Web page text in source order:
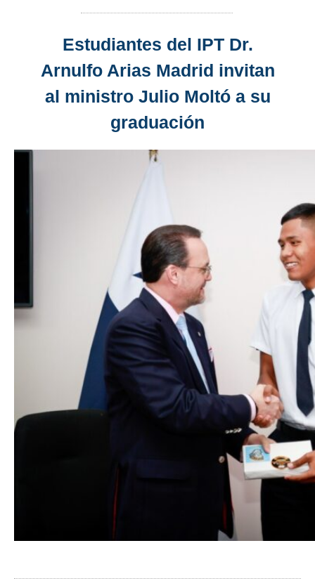
Estudiantes del IPT Dr.
Arnulfo Arias Madrid invitan
al ministro Julio Moltó a su
graduación